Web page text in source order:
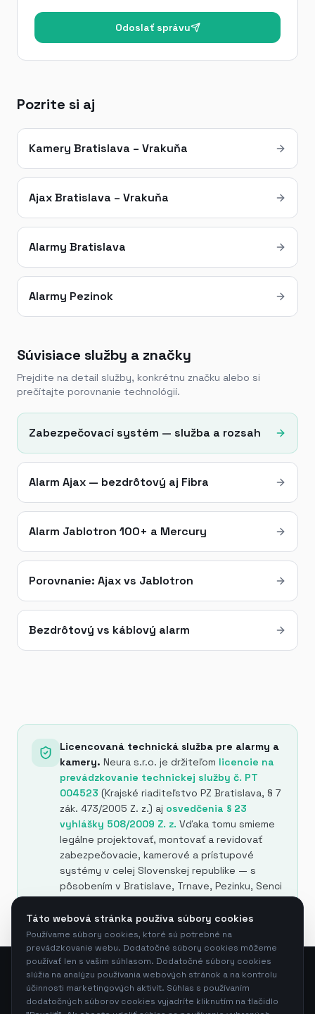
Odoslať správu
Pozrite si aj
Kamery Bratislava – Vrakuňa
Ajax Bratislava – Vrakuňa
Alarmy Bratislava
Alarmy Pezinok
Súvisiace služby a značky
Prejdite na detail služby, konkrétnu značku alebo si
prečítajte porovnanie technológií.
Zabezpečovací systém — služba a rozsah
Alarm Ajax — bezdrôtový aj Fibra
Alarm Jablotron 100+ a Mercury
Porovnanie: Ajax vs Jablotron
Bezdrôtový vs káblový alarm
Licencovaná technická služba pre alarmy a
kamery. Neura s.r.o. je držiteľom licencie na
prevádzkovanie technickej služby č. PT
004523 (Krajské riaditeľstvo PZ Bratislava, § 7
zák. 473/2005 Z. z.) aj osvedčenia § 23
vyhlášky 508/2009 Z. z. Vďaka tomu smieme
legálne projektovať, montovať a revidovať
zabezpečovacie, kamerové a prístupové
systémy v celej Slovenskej republike — s
pôsobením v Bratislave, Trnave, Pezinku, Senci
Neura s.r.o.—Bajkalská 14083/2C, 831 04 Bratislava,
Slovensko
Táto webová stránka používa súbory cookies
Používame súbory cookies, ktoré sú potrebné na
prevádzkovanie webu. Dodatočné súbory cookies môžeme
používať len s vašim súhlasom. Dodatočné súbory cookies
slúžia na analýzu používania webových stránok a na kontrolu
účinnosti marketingových aktivít. Súhlas s používaním
dodatočných súborov cookies vyjadríte kliknutím na tlačidlo